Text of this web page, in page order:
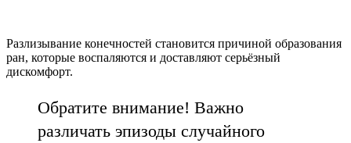
Разлизывание конечностей становится причиной образования
ран, которые воспаляются и доставляют серьёзный
дискомфорт.
Обратите внимание! Важно
различать эпизоды случайного